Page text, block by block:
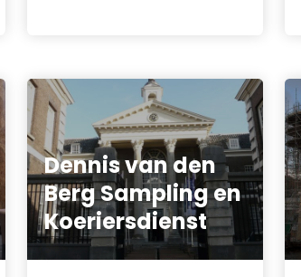
Dennis van den
Berg Sampling en
Koeriersdienst